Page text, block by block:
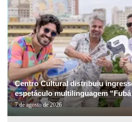
Centro Cultural distribuiu
espetáculo multilinguagem
7 de agosto de 2026